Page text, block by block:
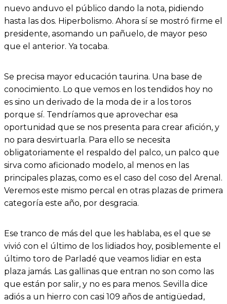
nuevo anduvo el público dando la nota, pidiendo
hasta las dos. Hiperbolismo. Ahora sí se mostró firme el
presidente, asomando un pañuelo, de mayor peso
que el anterior. Ya tocaba.
Se precisa mayor educación taurina. Una base de
conocimiento. Lo que vemos en los tendidos hoy no
es sino un derivado de la moda de ir a los toros
porque sí. Tendríamos que aprovechar esa
oportunidad que se nos presenta para crear afición, y
no para desvirtuarla. Para ello se necesita
obligatoriamente el respaldo del palco, un palco que
sirva como aficionado modelo, al menos en las
principales plazas, como es el caso del coso del Arenal.
Veremos este mismo percal en otras plazas de primera
categoría este año, por desgracia.
Ese tranco de más del que les hablaba, es el que se
vivió con el último de los lidiados hoy, posiblemente el
último toro de Parladé que veamos lidiar en esta
plaza jamás. Las gallinas que entran no son como las
que están por salir, y no es para menos. Sevilla dice
adiós a un hierro con casi 109 años de antigüedad,